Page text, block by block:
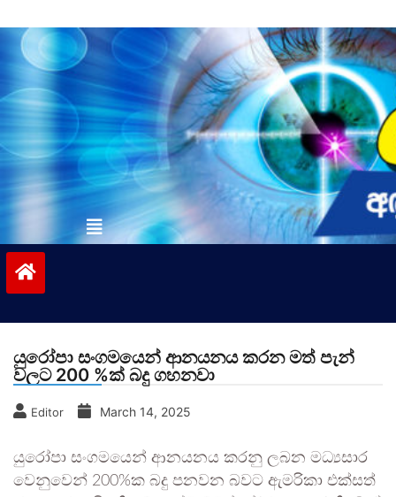
to
contentvinivida.lk
යුරෝපා සංගමයෙන් ආනයනය කරන මත් පැන්
වලට 200 %ක් බදු ගහනවා
Editor March 14, 2025
යුරෝපා සංගමයෙන් ආනයනය කරනු ලබන මධ්‍යසාර
වෙනුවෙන් 200%ක බදු පනවන බවට ඇමරිකා එක්සත්